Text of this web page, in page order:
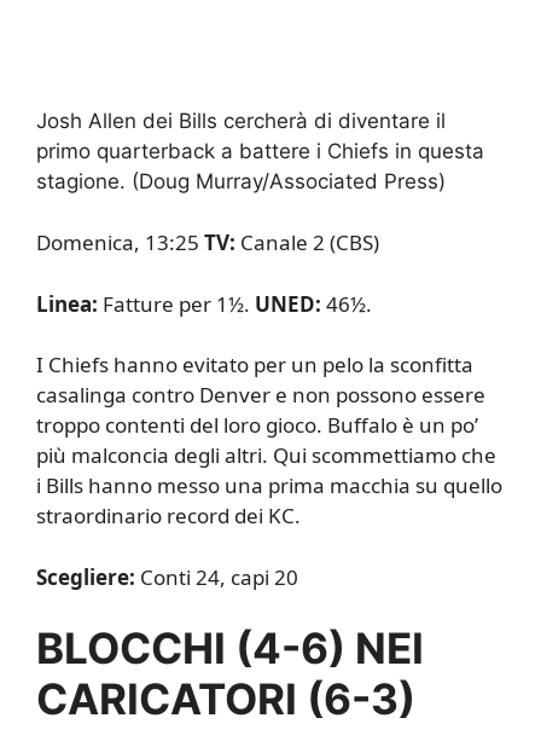
Josh Allen dei Bills cercherà di diventare il
primo quarterback a battere i Chiefs in questa
stagione. (Doug Murray/Associated Press)
Domenica, 13:25 TV: Canale 2 (CBS)
Linea: Fatture per 1½. UNED: 46½.
I Chiefs hanno evitato per un pelo la sconfitta
casalinga contro Denver e non possono essere
troppo contenti del loro gioco. Buffalo è un po’
più malconcia degli altri. Qui scommettiamo che
i Bills hanno messo una prima macchia su quello
straordinario record dei KC.
Scegliere: Conti 24, capi 20
BLOCCHI (4-6) NEI
CARICATORI (6-3)